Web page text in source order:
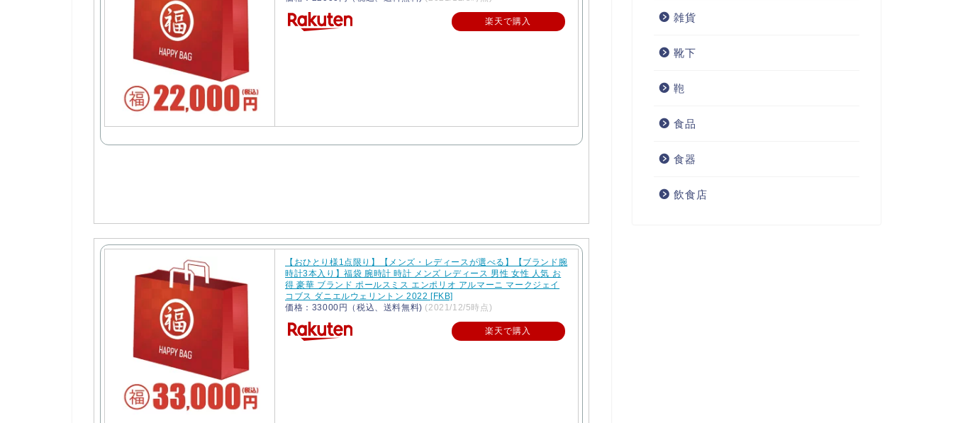
楽天で購入
【おひとり様1点限り】【メンズ・レディースが選べる】【ブランド腕
時計3本入り】福袋 腕時計 時計 メンズ レディース 男性 女性 人気 お
得 豪華 ブランド ポールスミス エンポリオ アルマーニ マークジェイ
コブス ダニエルウェリントン 2022 [FKB]
価格：33000円（税込、送料無料) (2021/12/5時点)
楽天で購入
雑貨
靴下
鞄
食品
食器
飲食店